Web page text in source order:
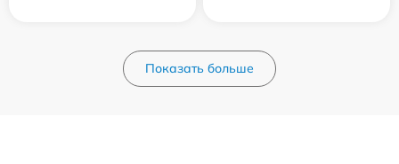
Показать больше